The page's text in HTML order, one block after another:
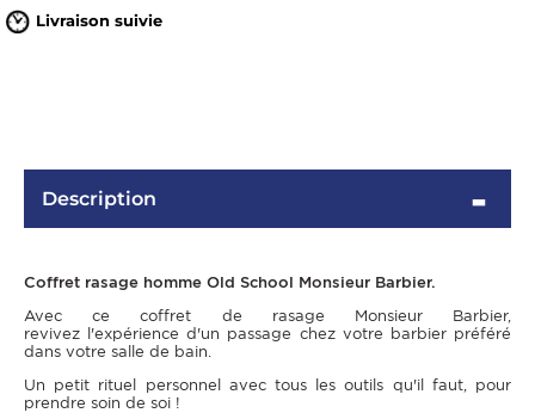
Livraison suivie
Description
Coffret rasage homme Old School Monsieur Barbier.
Avec ce coffret de rasage Monsieur Barbier,
revivez l'expérience d'un passage chez votre barbier préféré
dans votre salle de bain.
Un petit rituel personnel avec tous les outils qu'il faut, pour
prendre soin de soi !